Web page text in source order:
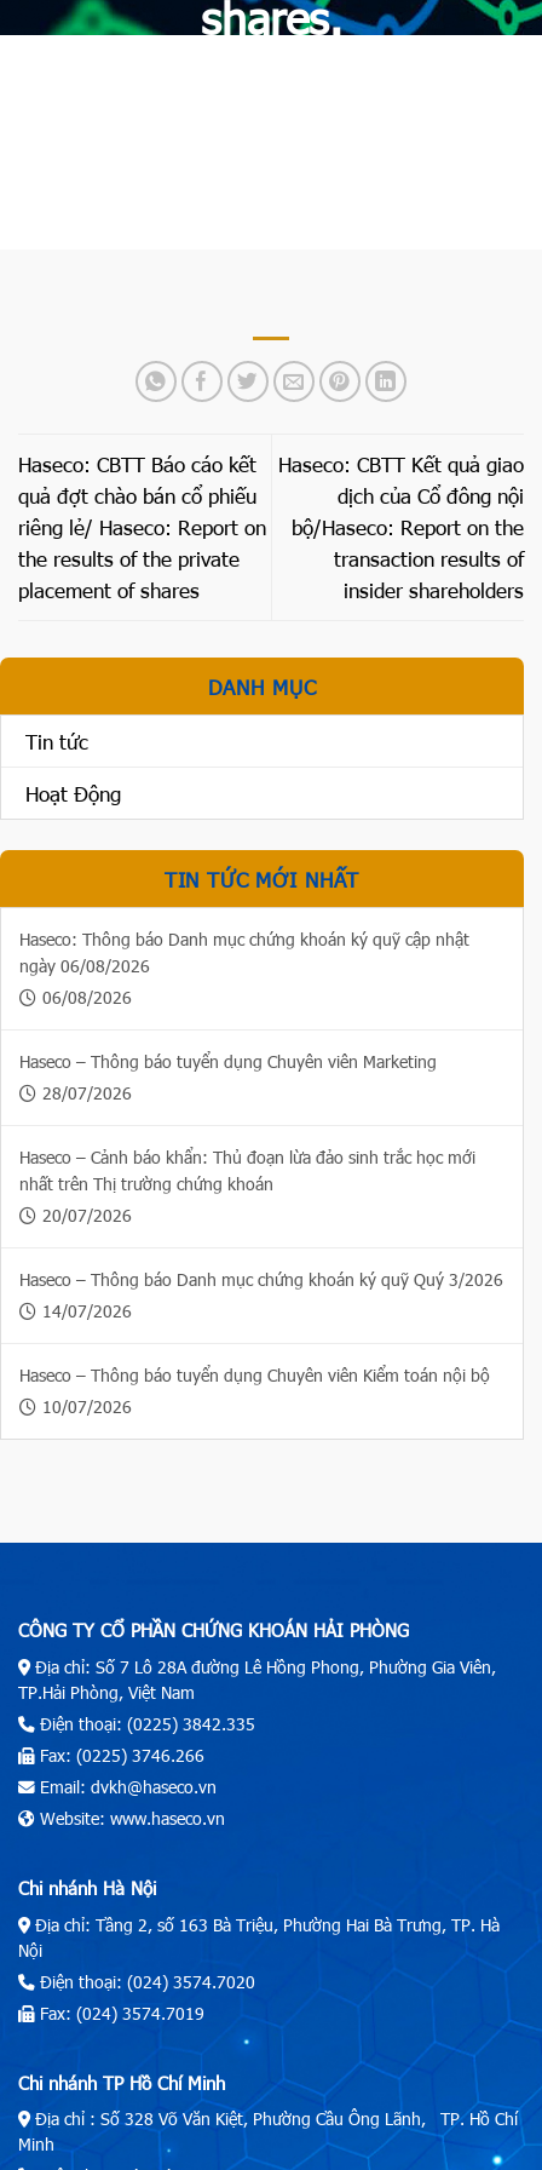
shares.
Haseco: CBTT Báo cáo kết
quả đợt chào bán cổ phiếu
riêng lẻ/ Haseco: Report on
the results of the private
placement of shares
Haseco: CBTT Kết quả giao
dịch của Cổ đông nội
bộ/Haseco: Report on the
transaction results of
insider shareholders
DANH MỤC
Tin tức
Hoạt Động
TIN TỨC MỚI NHẤT
Haseco: Thông báo Danh mục chứng khoán ký quỹ cập nhật
ngày 06/08/2026
06/08/2026
Haseco – Thông báo tuyển dụng Chuyên viên Marketing
28/07/2026
Haseco – Cảnh báo khẩn: Thủ đoạn lừa đảo sinh trắc học mới
nhất trên Thị trường chứng khoán
20/07/2026
Haseco – Thông báo Danh mục chứng khoán ký quỹ Quý 3/2026
14/07/2026
Haseco – Thông báo tuyển dụng Chuyên viên Kiểm toán nội bộ
10/07/2026
CÔNG TY CỔ PHẦN CHỨNG KHOÁN HẢI PHÒNG
Địa chỉ: Số 7 Lô 28A đường Lê Hồng Phong, Phường Gia Viên,
TP.Hải Phòng, Việt Nam
Điện thoại: (0225) 3842.335
Fax: (0225) 3746.266
Email: dvkh@haseco.vn
Website: www.haseco.vn
Chi nhánh Hà Nội
Địa chỉ: Tầng 2, số 163 Bà Triệu, Phường Hai Bà Trưng, TP. Hà
Nội
Điện thoại: (024) 3574.7020
Fax: (024) 3574.7019
Chi nhánh TP Hồ Chí Minh
Địa chỉ : Số 328 Võ Văn Kiệt, Phường Cầu Ông Lãnh, TP. Hồ Chí
Minh